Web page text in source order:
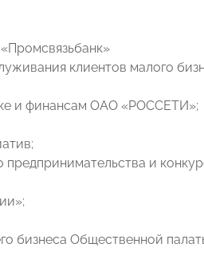
клиентов малого
и финансам ОАО «РОССЕТИ»;
предпринимательства и
бизнеса Общественной